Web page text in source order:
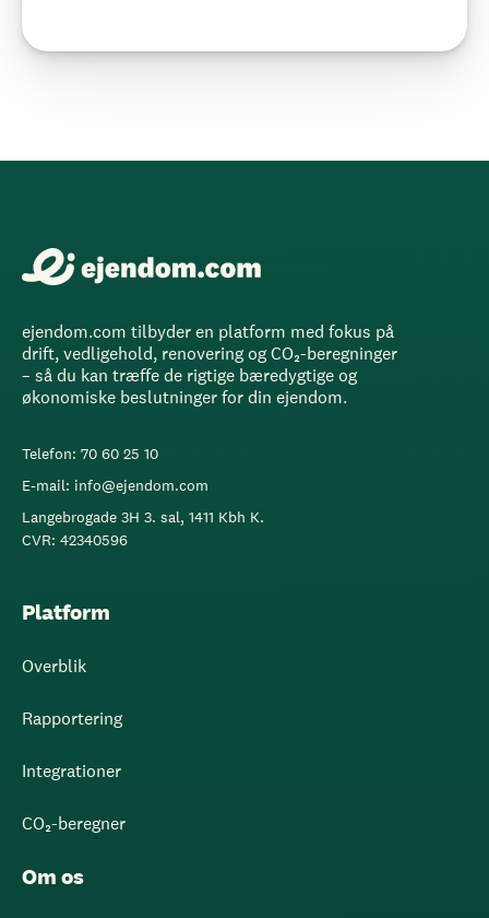
ejendom.com tilbyder en platform med fokus på
drift, vedligehold, renovering og CO₂-beregninger
– så du kan træffe de rigtige bæredygtige og
økonomiske beslutninger for din ejendom.
Telefon: 70 60 25 10
E-mail: info@ejendom.com
Langebrogade 3H 3. sal, 1411 Kbh K.
CVR: 42340596
Platform
Overblik
Rapportering
Integrationer
CO₂-beregner
Om os